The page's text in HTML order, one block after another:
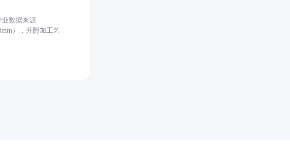
业数据来源
），并附加工艺